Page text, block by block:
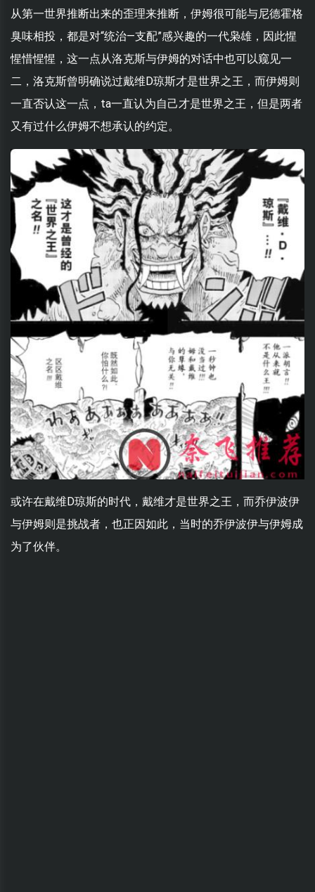
从第一世界推断出来的歪理来推断，伊姆很可能与尼德霍格
臭味相投，都是对“统治—支配”感兴趣的一代枭雄，因此惺
惺惜惺惺，这一点从洛克斯与伊姆的对话中也可以窥见一
二，洛克斯曾明确说过戴维D琼斯才是世界之王，而伊姆则
一直否认这一点，ta一直认为自己才是世界之王，但是两者
又有过什么伊姆不想承认的约定。
或许在戴维D琼斯的时代，戴维才是世界之王，而乔伊波伊
与伊姆则是挑战者，也正因如此，当时的乔伊波伊与伊姆成
为了伙伴。